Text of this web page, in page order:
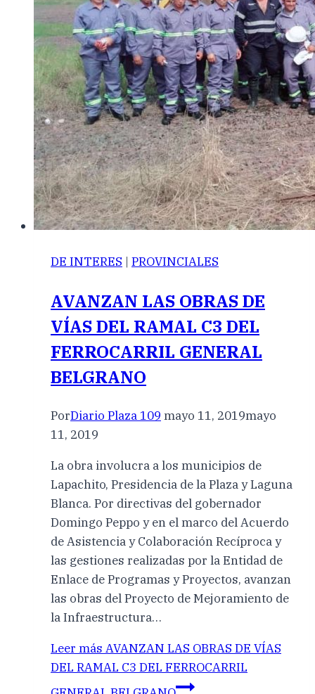
DE INTERES | PROVINCIALES
AVANZAN LAS OBRAS DE
VÍAS DEL RAMAL C3 DEL
FERROCARRIL GENERAL
BELGRANO
PorDiario Plaza 109 mayo 11, 2019mayo
11, 2019
La obra involucra a los municipios de
Lapachito, Presidencia de la Plaza y Laguna
Blanca. Por directivas del gobernador
Domingo Peppo y en el marco del Acuerdo
de Asistencia y Colaboración Recíproca y
las gestiones realizadas por la Entidad de
Enlace de Programas y Proyectos, avanzan
las obras del Proyecto de Mejoramiento de
la Infraestructura…
Leer más AVANZAN LAS OBRAS DE VÍAS
DEL RAMAL C3 DEL FERROCARRIL